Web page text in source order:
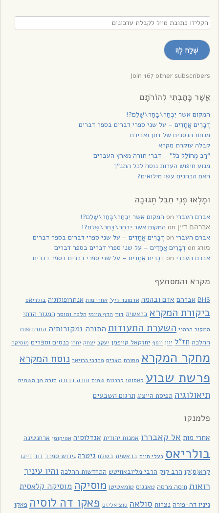
הקלידו
כתובת
מייל
לקבלת
עדכונים
שְׁלַח לְךָ
Join 167 other subscribers
אֲשֶׁר כָּתַבְתִּי לְהוֹרֹתָם
המקום אשר יִבְחַר\בָּחַר\שָׁלֵם?!
דְבָרִים אֲחָדִים – על שני ספרי דברים בספר דברים
מנחת הנסכים של דתן ואבירם
קבלה עוקרת מקרא
“רַב מְחוֹלֵל כֹּל” – דברי תורה מארץ העברים
מנוע חיפוש הערות נוסח לכל התנ”ך
האם הכהנים עשו מילואים?
וּמָלְאוּ פְנֵי תֵבֵל תְּגוּבָה
אברם העברי המקום אשר יִבְחַר\בָּחַר\שָׁלֵם?!
אברהם דיין
המקום אשר יִבְחַר\בָּחַר\שָׁלֵם?!
אברם העברי
דְבָרִים אֲחָדִים – על שני ספרי דברים בספר דברים
מורג
דְבָרִים אֲחָדִים – על שני ספרי דברים בספר דברים
אברם העברי
דְבָרִים אֲחָדִים – על שני ספרי דברים בספר דברים
מקרא והמסתעף
BHS אברהם אדם ובהמה אדמונד ליץ' אחרי מות אנתרופולוגיה בולריאס
ביקורת המקרא בראשית דוד הדף היומי הלכה ומוסר המגזר הדתי
המקור הכהני השערת התעודות התורה ומקורותיה התחדשות
ההלכה חז"ל יוון יוסף יחזקאל קויפמן יעקב יצחק יתרו כנסים וספרים מוסיקה
מחקר המקרא מסורת מצרים מרדכי ברויאר נוסח המקרא
פרשת שבוע קאסוטו קרבנות שמות תורה ברורה תורה מן השמים
תיאולוגיה תפיסת הייצוג תרגום השבעים
פלמנקו
אחרי מות אל קאבררו אמנות יהודית אנדלוסיה אפיקומן ארחנטינה
בולריאס בעלי חיים בראשית בשלח גיטרה גירוש ספרד דוד דייגו
קרא(ס)קו הרב קוק הרבי מליובאוויטש התחדשות ההלכה והיו עיניך
רואות חוסה מרסה טאנגוס טומאטיטו מוסיקה מוסיקה קלאסית
ניניו דה-פורה נצרות סולאה סוציאליזם פאקו דה לוסיה פאקו